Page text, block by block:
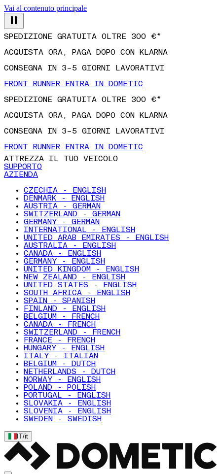
Vai al contenuto principale
SPEDIZIONE GRATUITA OLTRE 300 €*
ACQUISTA ORA, PAGA DOPO CON KLARNA
CONSEGNA IN 3–5 GIORNI LAVORATIVI
FRONT RUNNER ENTRA IN DOMETIC
SPEDIZIONE GRATUITA OLTRE 300 €*
ACQUISTA ORA, PAGA DOPO CON KLARNA
CONSEGNA IN 3–5 GIORNI LAVORATIVI
FRONT RUNNER ENTRA IN DOMETIC
ATTREZZA IL TUO VEICOLO
SUPPORTO
AZIENDA
CZECHIA - ENGLISH
DENMARK - ENGLISH
AUSTRIA - GERMAN
SWITZERLAND - GERMAN
GERMANY - GERMAN
INTERNATIONAL - ENGLISH
UNITED ARAB EMIRATES - ENGLISH
AUSTRALIA - ENGLISH
CANADA - ENGLISH
GERMANY - ENGLISH
UNITED KINGDOM - ENGLISH
NEW ZEALAND - ENGLISH
UNITED STATES - ENGLISH
SOUTH AFRICA - ENGLISH
SPAIN - SPANISH
FINLAND - ENGLISH
BELGIUM - FRENCH
CANADA - FRENCH
SWITZERLAND - FRENCH
FRANCE - FRENCH
HUNGARY - ENGLISH
ITALY - ITALIAN
BELGIUM - DUTCH
NETHERLANDS - DUTCH
NORWAY - ENGLISH
POLAND - POLISH
PORTUGAL - ENGLISH
SLOVAKIA - ENGLISH
SLOVENIA - ENGLISH
SWEDEN - SWEDISH
IT/it